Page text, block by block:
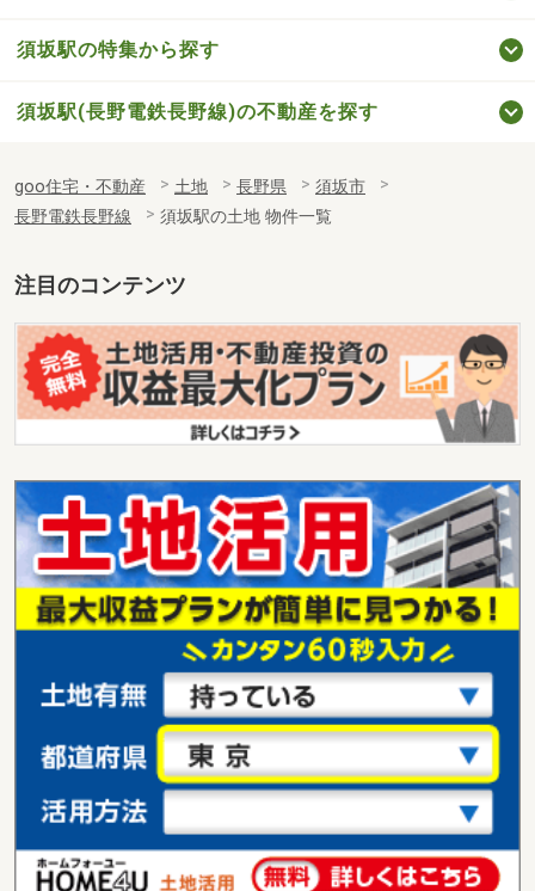
須坂駅の特集から探す
須坂駅(長野電鉄長野線)の不動産を探す
goo住宅・不動産 土地 長野県
須坂市
長野電鉄長野線
須坂駅の土地 物件一覧
注目のコンテンツ